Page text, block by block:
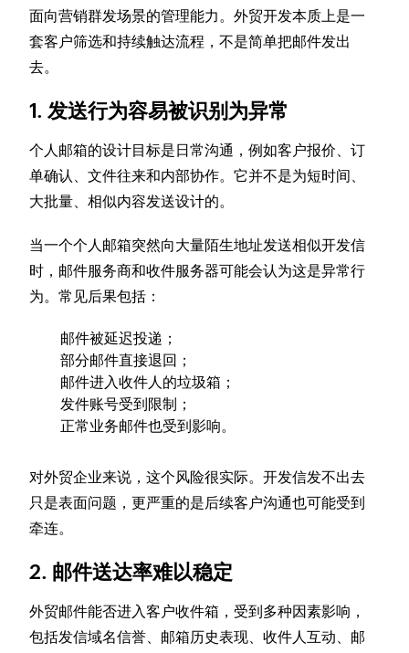
面向营销群发场景的管理能力。外贸开发本质上是一
套客户筛选和持续触达流程，不是简单把邮件发出
去。
1. 发送行为容易被识别为异常
个人邮箱的设计目标是日常沟通，例如客户报价、订
单确认、文件往来和内部协作。它并不是为短时间、
大批量、相似内容发送设计的。
当一个个人邮箱突然向大量陌生地址发送相似开发信
时，邮件服务商和收件服务器可能会认为这是异常行
为。常见后果包括：
邮件被延迟投递；
部分邮件直接退回；
邮件进入收件人的垃圾箱；
发件账号受到限制；
正常业务邮件也受到影响。
对外贸企业来说，这个风险很实际。开发信发不出去
只是表面问题，更严重的是后续客户沟通也可能受到
牵连。
2. 邮件送达率难以稳定
外贸邮件能否进入客户收件箱，受到多种因素影响，
包括发信域名信誉、邮箱历史表现、收件人互动、邮